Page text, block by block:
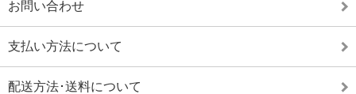
お問い合わせ
支払い方法について
配送方法･送料について